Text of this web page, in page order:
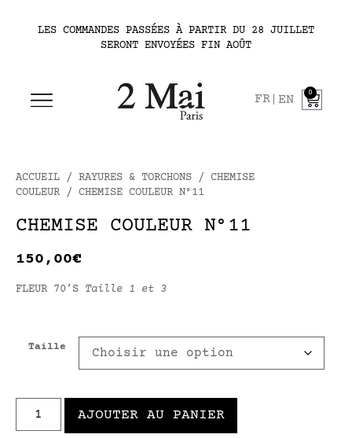
LES COMMANDES PASSÉES À PARTIR DU 28 JUILLET
SERONT ENVOYÉES FIN AOÛT
FR EN
0
ACCUEIL / RAYURES & TORCHONS / CHEMISE
COULEUR / CHEMISE COULEUR N°11
CHEMISE COULEUR N°11
150,00€
FLEUR 70’S Taille 1 et 3
Taille
AJOUTER AU PANIER